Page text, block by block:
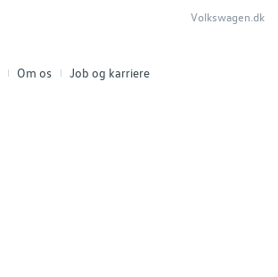
Om os Job og karriere
Volkswagen.dk